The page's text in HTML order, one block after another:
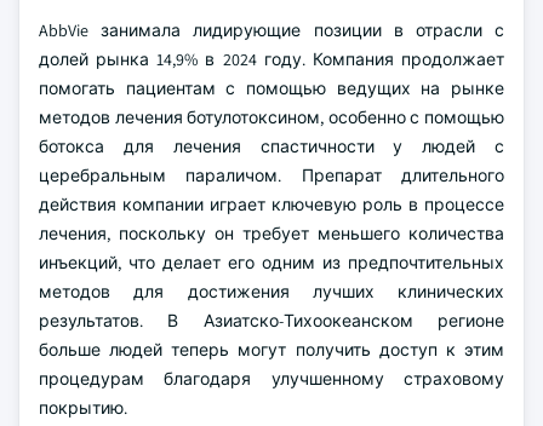
AbbVie занимала лидирующие позиции в отрасли с
долей рынка 14,9% в 2024 году. Компания продолжает
помогать пациентам с помощью ведущих на рынке
методов лечения ботулотоксином, особенно с помощью
ботокса для лечения спастичности у людей с
церебральным параличом. Препарат длительного
действия компании играет ключевую роль в процессе
лечения, поскольку он требует меньшего количества
инъекций, что делает его одним из предпочтительных
методов для достижения лучших клинических
результатов. В Азиатско-Тихоокеанском регионе
больше людей теперь могут получить доступ к этим
процедурам благодаря улучшенному страховому
покрытию.